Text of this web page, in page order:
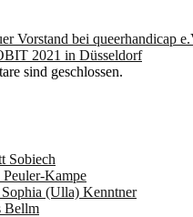
Vorstand bei queerhandicap
2021 in Düsseldorf
sind geschlossen.
Sobiech
Peuler-Kampe
(Ulla) Kenntner
Bellm